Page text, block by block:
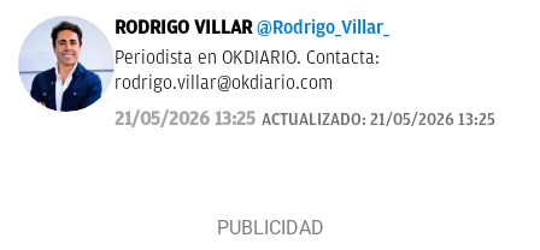
RODRIGO VILLAR @Rodrigo_Villar_
Periodista en OKDIARIO. Contacta:
rodrigo.villar@okdiario.com
21/05/2026 13:25 ACTUALIZADO: 21/05/2026 13:25